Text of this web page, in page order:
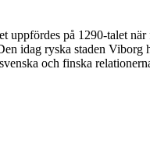
på 1290-talet
idag ryska staden Viborg
och finska